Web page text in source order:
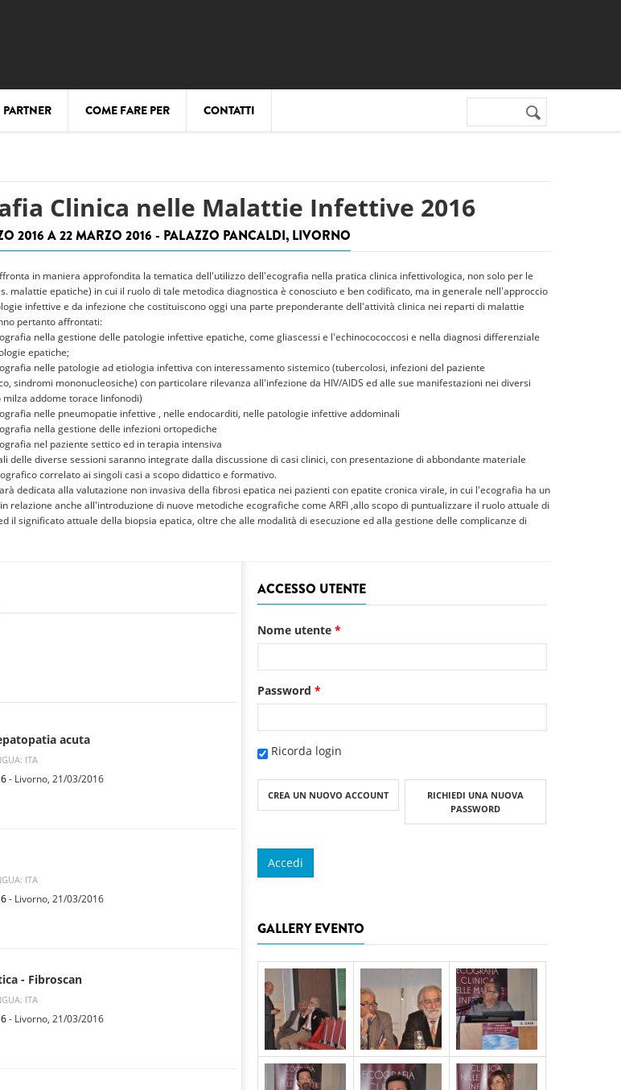
PARTNER COME FARE PER CONTATTI Form di
Cerca nel sito
Clinica nelle Malattie Infettive 2016
2016 A 22 MARZO 2016 - PALAZZO PANCALDI, LIVORNO
in maniera approfondita la tematica dell'utilizzo dell'ecografia nella pratica clinica infettivologica, non solo per le
malattie epatiche) in cui il ruolo di tale metodica diagnostica è conosciuto e ben codificato, ma in generale nell'approccio
infettive e da infezione che costituiscono oggi una parte preponderante dell'attività clinica nei reparti di malattie
pertanto affrontati:
nella gestione delle patologie infettive epatiche, come gliascessi e l'echinocococcosi e nella diagnosi differenziale
epatiche;
nelle patologie ad etiologia infettiva con interessamento sistemico (tubercolosi, infezioni del paziente
sindromi mononucleosiche) con particolare rilevanza all'infezione da HIV/AIDS ed alle sue manifestazioni nei diversi
addome torace linfonodi)
nelle pneumopatie infettive , nelle endocarditi, nelle patologie infettive addominali
nella gestione delle infezioni ortopediche
nel paziente settico ed in terapia intensiva
delle diverse sessioni saranno integrate dalla discussione di casi clinici, con presentazione di abbondante materiale
correlato ai singoli casi a scopo didattico e formativo.
dedicata alla valutazione non invasiva della fibrosi epatica nei pazienti con epatite cronica virale, in cui l'ecografia ha un
relazione anche all'introduzione di nuove metodiche ecografiche come ARFI ,allo scopo di puntualizzare il ruolo attuale di
il significato attuale della biopsia epatica, oltre che alle modalità di esecuzione ed alla gestione delle complicanze di
acuta
ITA
- Livorno, 21/03/2016
ITA
- Livorno, 21/03/2016
- Fibroscan
ITA
- Livorno, 21/03/2016
ACCESSO UTENTE
Nome utente *
Password *
Ricorda login
CREA UN NUOVO ACCOUNT
RICHIEDI UNA NUOVA
PASSWORD
GALLERY EVENTO